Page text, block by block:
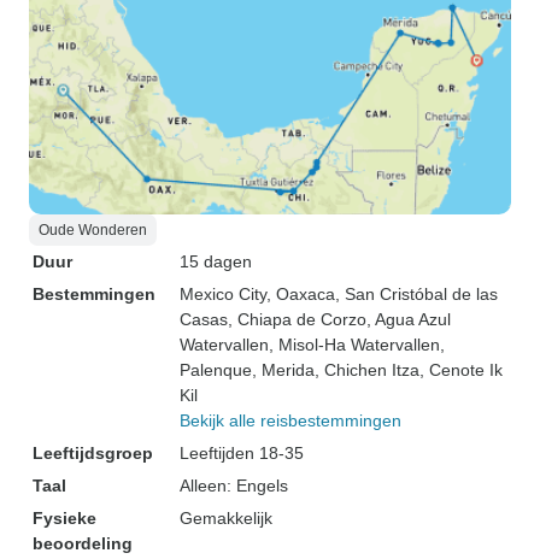
Oude Wonderen
Duur
15 dagen
Bestemmingen
Mexico City, Oaxaca , San Cristóbal de las
Casas , Chiapa de Corzo , Agua Azul
Watervallen , Misol-Ha Watervallen
Palenque , Merida , Chichen Itza , Cenote Ik
Kil
Bekijk alle reisbestemmingen
Leeftijdsgroep
Leeftijden 18-35
Taal
Alleen: Engels
Fysieke
beoordeling
Gemakkelijk